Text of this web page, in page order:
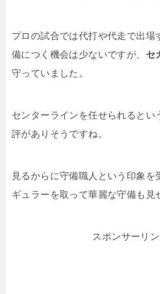
プロの試合では代打や代走で出場
備につく機会は少ないですが、 セ
守っていました。
センターラインを任せられるとい
評がありそうですね。
見るからに守備職人という印象を
ギュラーを取って華麗な守備も見
スポンサーリン